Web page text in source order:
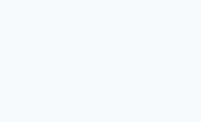
2018».
la temporada teatral